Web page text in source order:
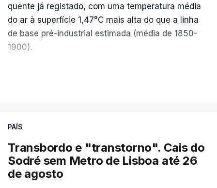
quente já registado, com uma temperatura média
do ar à superfície 1,47°C mais alta do que a linha
de base pré-industrial estimada (média de 1850-
1900).
excecional de calor extremo neste verão.
Embora estas tenham sido menos intensas do que
as ondas de calor de junho, a sequência geral de
ondas de calor desde maio permanece excecional
PAÍS
Transbordo e "transtorno". Cais do
Sodré sem Metro de Lisboa até 26
de agosto